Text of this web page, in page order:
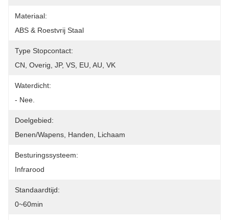
Materiaal:
ABS & Roestvrij Staal
Type Stopcontact:
CN, Overig, JP, VS, EU, AU, VK
Waterdicht:
- Nee.
Doelgebied:
Benen/Wapens, Handen, Lichaam
Besturingssysteem:
Infrarood
Standaardtijd:
0~60min